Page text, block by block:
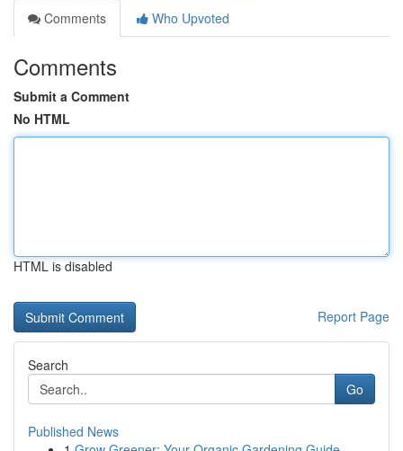
Comments
Who Upvoted
Comments
Submit a Comment
No HTML
HTML is disabled
Report Page
Search
Go
Published News